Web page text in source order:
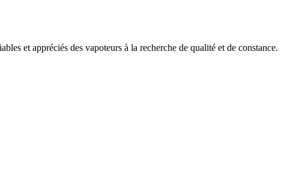
et appréciés des vapoteurs à la recherche de qualité et de constance.